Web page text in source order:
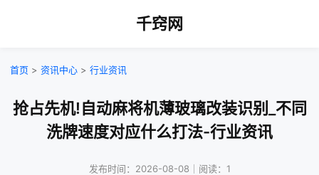
千窍网
首页 > 资讯中心 > 行业资讯
抢占先机!自动麻将机薄玻璃改装识别_不同
洗牌速度对应什么打法-行业资讯
发布时间：2026-08-08｜阅读：1